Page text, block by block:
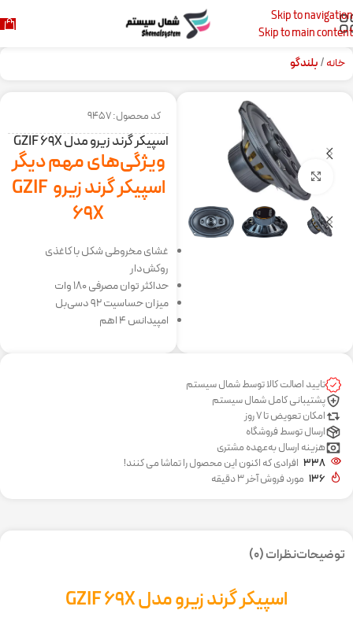
Skip to navigation
Skip to main content
خانه بلندگو
برای بزرگنمایی کلیک کنید
کد محصول: 9457
اسپیکر گرند زیرو مدل GZIF ۶۹X
ویژگی‌های مهم دیگر
اسپیکر گرند زیرو GZIF
69X
غشای مخروطی شکل با کاغذی
روکش‌دار
حداکثر توان مصرفی 180 وات
میزان حساسیت 92 دسی‌بل
امپیدانس 4 اهم
تایید اصالت کالا توسط شمال سیستم
پشتیبانی کامل شمال سیستم
امکان تعویض تا 7 روز
ارسال توسط فروشگاه
هزینه ارسال به‌عهده مشتری
338 افرادی که اکنون این محصول را تماشا می کنند!
136 مورد فروش آخر 3 دقیقه
توضیحاتنظرات (0)
اسپیکر گرند زیرو مدل GZIF 69X